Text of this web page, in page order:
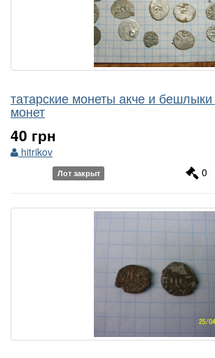
татарские монеты акче и
монет
40 грн
hitrikov
Лот закрыт 0